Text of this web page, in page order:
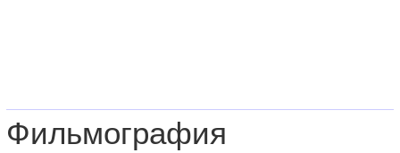
Фильмография